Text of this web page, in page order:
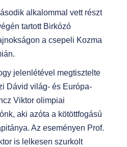
alkalommal vett részt
tartott Birkózó
a csepeli Kozma
jelenlétével megtisztelte
Dávid világ- és Európa-
Viktor olimpiai
aki azóta a kötöttfogású
Az eseményen Prof.
is lelkesen szurkolt